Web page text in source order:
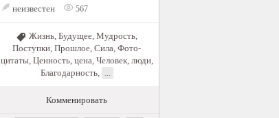
неизвестен
567
Жизнь Будущее Мудрость
Поступки Прошлое Сила Фото-
цитаты, Ценность, цена Человек, люди,
Благодарность,
Комменировать